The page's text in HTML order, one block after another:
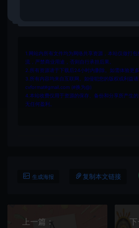
1.网站内所有文件均为网络共享资源，本站仅做打
流，严禁商业用途，否则自行承担后果。
2.所有资源请于下载后24小时内删除。如需体验更
3.所有内容均来自互联网。如侵犯您的版权或利益请
cvformat#gmail.com (#换为@)
4.本站收费仅用于资源的保存、备份和分享所产生
无任何盈利。
生成海报 复制本文链接
上一篇：
下